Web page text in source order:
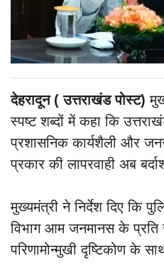
देहरादून ( उत्तराखंड पोस्ट)
स्पष्ट शब्दों में कहा कि
प्रशासनिक कार्यशैली और
प्रकार की लापरवाही अब
मुख्यमंत्री ने निर्देश दिए कि
विभाग आम जनमानस के प्रति
परिणामोन्मुखी दृष्टिकोण के